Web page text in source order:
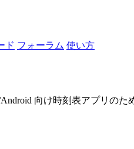
ド フォーラム 使い方
向け時刻表アプリの